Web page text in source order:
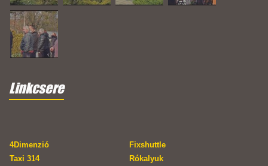
Linkcsere
4Dimenzió
Fixshuttle
Taxi 314
Rókalyuk